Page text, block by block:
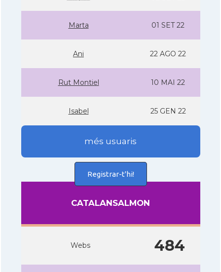
Marta 01 SET 22
Ani 22 AGO 22
Rut Montiel 10 MAI 22
Isabel 25 GEN 22
més usuaris
Registrar-t'hi!
CATALANSALMON
Webs 484